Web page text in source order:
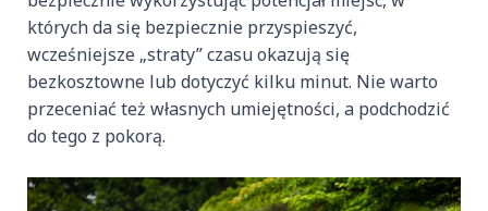
których da się bezpiecznie przyspieszyć,
wcześniejsze „straty” czasu okazują się
bezkosztowne lub dotyczyć kilku minut. Nie warto
przeceniać też własnych umiejętności, a podchodzić
do tego z pokorą.